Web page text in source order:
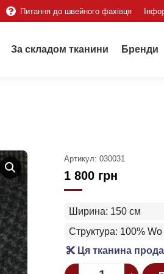
Питання до швейного фахівця
За складом тканини Бренди
Артикул: 030031
1 800 грн
Ширина: 150 см
Структура: 100% Wo
Ця тканина
Quantity